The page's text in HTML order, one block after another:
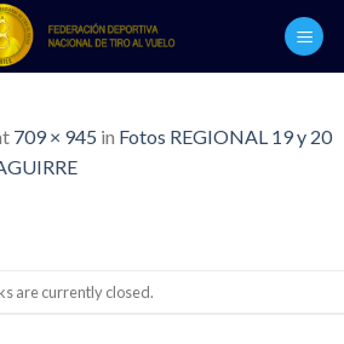
709 × 945 in Fotos REGIONAL 19 y 20
are currently closed.